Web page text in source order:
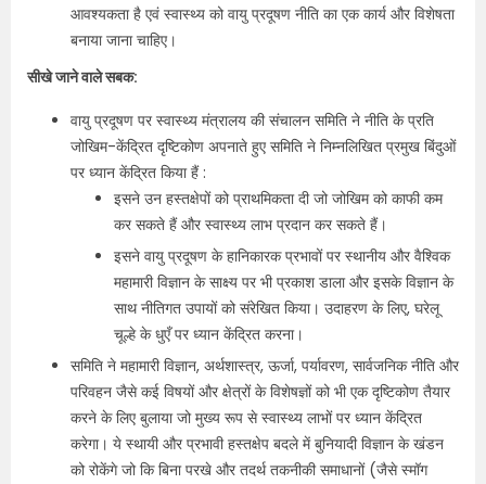
आवश्यकता है एवं स्वास्थ्य को वायु प्रदूषण नीति का एक कार्य और विशेषता
बनाया जाना चाहिए।
सीखे जाने वाले सबक:
वायु प्रदूषण पर स्वास्थ्य मंत्रालय की संचालन समिति ने नीति के प्रति
जोखिम-केंद्रित दृष्टिकोण अपनाते हुए समिति ने निम्नलिखित प्रमुख बिंदुओं
पर ध्यान केंद्रित किया हैं :
इसने उन हस्तक्षेपों को प्राथमिकता दी जो जोखिम को काफी कम
कर सकते हैं और स्वास्थ्य लाभ प्रदान कर सकते हैं।
इसने वायु प्रदूषण के हानिकारक प्रभावों पर स्थानीय और वैश्विक
महामारी विज्ञान के साक्ष्य पर भी प्रकाश डाला और इसके विज्ञान के
साथ नीतिगत उपायों को संरेखित किया। उदाहरण के लिए, घरेलू
चूल्हे के धुएँ पर ध्यान केंद्रित करना।
समिति ने महामारी विज्ञान, अर्थशास्त्र, ऊर्जा, पर्यावरण, सार्वजनिक नीति और
परिवहन जैसे कई विषयों और क्षेत्रों के विशेषज्ञों को भी एक दृष्टिकोण तैयार
करने के लिए बुलाया जो मुख्य रूप से स्वास्थ्य लाभों पर ध्यान केंद्रित
करेगा। ये स्थायी और प्रभावी हस्तक्षेप बदले में बुनियादी विज्ञान के खंडन
को रोकेंगे जो कि बिना परखे और तदर्थ तकनीकी समाधानों (जैसे स्मॉग